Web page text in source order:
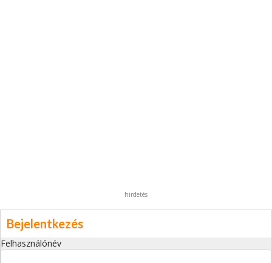
hirdetés
Bejelentkezés
Felhasználónév